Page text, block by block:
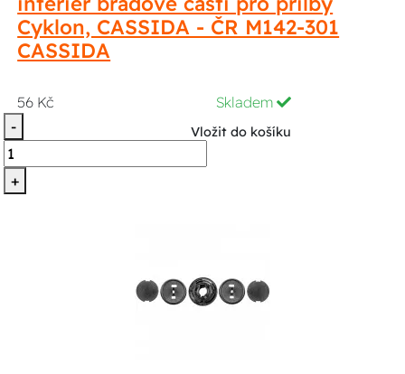
Cyklon, CASSIDA - ČR M142-301
CASSIDA
56 Kč
Skladem
-
+
Vložit do košíku